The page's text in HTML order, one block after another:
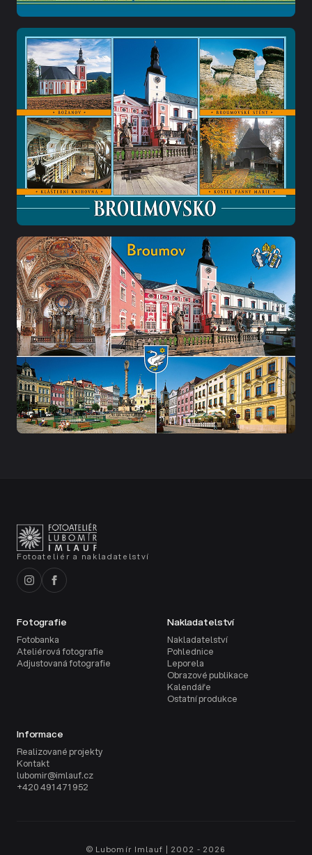
Fotoateliér a nakladatelství
Fotografie
Fotobanka
Ateliérová fotografie
Adjustovaná fotografie
Nakladatelství
Nakladatelství
Pohlednice
Leporela
Obrazové publikace
Kalendáře
Ostatní produkce
Informace
Realizované projekty
Kontakt
lubomir@imlauf.cz
+420 491 471 952
© Lubomír Imlauf | 2002 - 2026